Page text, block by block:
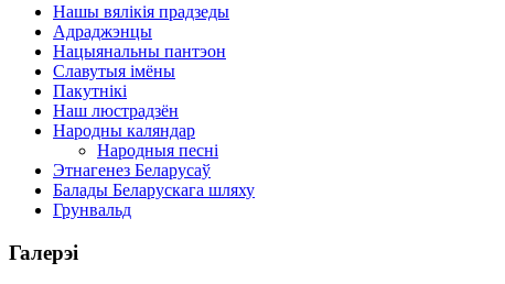
Нашы вялікія прадзеды
Адраджэнцы
Нацыянальны пантэон
Славутыя імёны
Пакутнікі
Наш люстрадзён
Народны каляндар
Народныя песні
Этнагенез Беларусаў
Балады Беларускага шляху
Грунвальд
Галерэі